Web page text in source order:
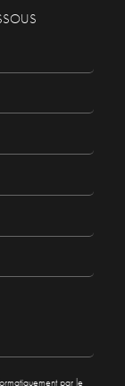
par le